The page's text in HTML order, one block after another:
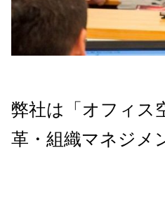
弊社は「オフィス
革・組織マネジメ